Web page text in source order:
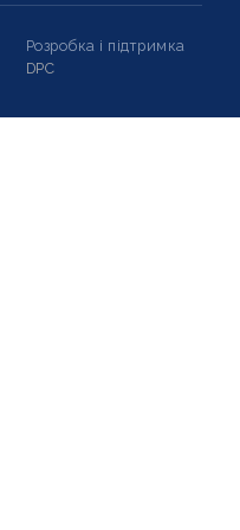
Розробка і підтримка
DPC